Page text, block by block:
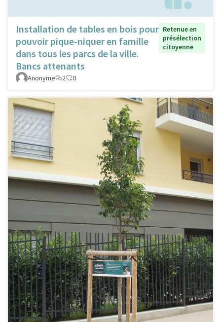
Installation de tables en bois pour
pouvoir pique-niquer en famille
dans tous les parcs de la ville.
Bancs attenants
Retenue en
présélection
citoyenne
Anonyme 2 0